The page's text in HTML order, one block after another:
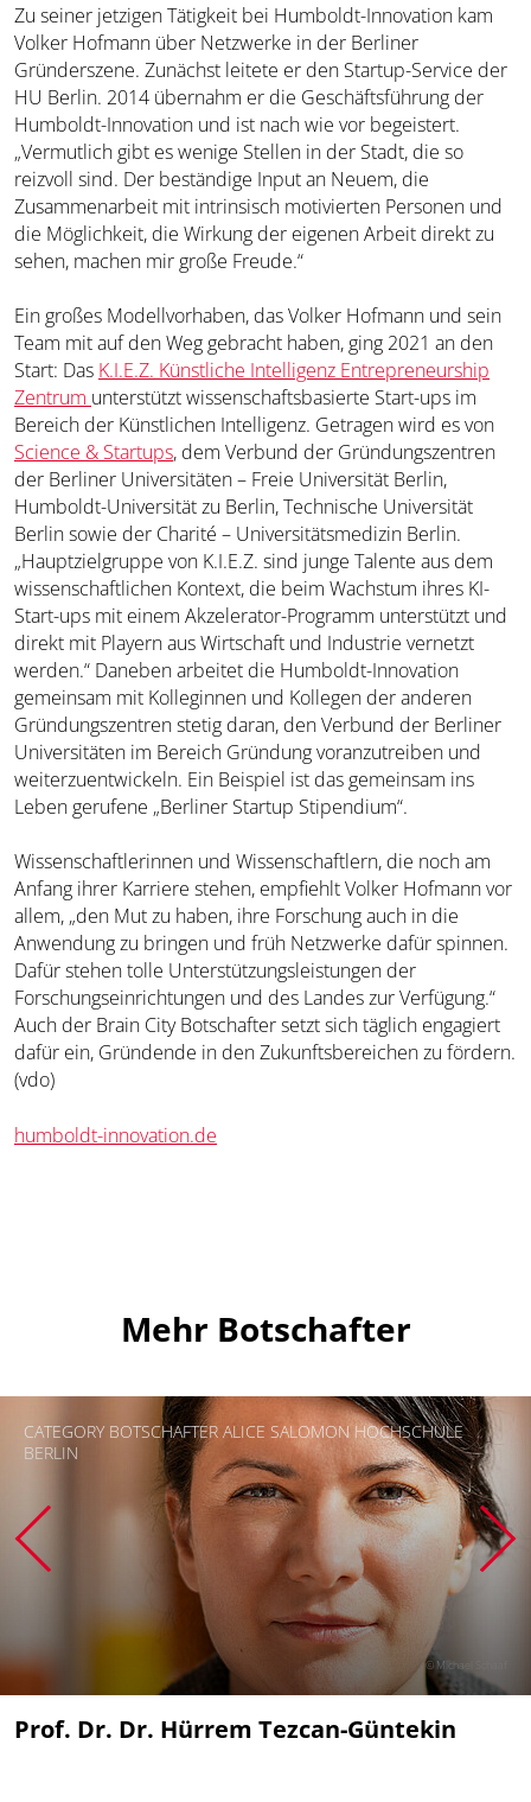
Zu seiner jetzigen Tätigkeit bei Humboldt-Innovation kam
Volker Hofmann über Netzwerke in der Berliner
Gründerszene. Zunächst leitete er den Startup-Service der
HU Berlin. 2014 übernahm er die Geschäftsführung der
Humboldt-Innovation und ist nach wie vor begeistert.
„Vermutlich gibt es wenige Stellen in der Stadt, die so
reizvoll sind. Der beständige Input an Neuem, die
Zusammenarbeit mit intrinsisch motivierten Personen und
die Möglichkeit, die Wirkung der eigenen Arbeit direkt zu
sehen, machen mir große Freude.“
Ein großes Modellvorhaben, das Volker Hofmann und sein
Team mit auf den Weg gebracht haben, ging 2021 an den
Start: Das K.I.E.Z. Künstliche Intelligenz Entrepreneurship
Zentrum unterstützt wissenschaftsbasierte Start-ups im
Bereich der Künstlichen Intelligenz. Getragen wird es von
Science & Startups, dem Verbund der Gründungszentren
der Berliner Universitäten – Freie Universität Berlin,
Humboldt-Universität zu Berlin, Technische Universität
Berlin sowie der Charité – Universitätsmedizin Berlin.
„Hauptzielgruppe von K.I.E.Z. sind junge Talente aus dem
wissenschaftlichen Kontext, die beim Wachstum ihres KI-
Start-ups mit einem Akzelerator-Programm unterstützt und
direkt mit Playern aus Wirtschaft und Industrie vernetzt
werden.“ Daneben arbeitet die Humboldt-Innovation
gemeinsam mit Kolleginnen und Kollegen der anderen
Gründungszentren stetig daran, den Verbund der Berliner
Universitäten im Bereich Gründung voranzutreiben und
weiterzuentwickeln. Ein Beispiel ist das gemeinsam ins
Leben gerufene „Berliner Startup Stipendium“.
Wissenschaftlerinnen und Wissenschaftlern, die noch am
Anfang ihrer Karriere stehen, empfiehlt Volker Hofmann vor
allem, „den Mut zu haben, ihre Forschung auch in die
Anwendung zu bringen und früh Netzwerke dafür spinnen.
Dafür stehen tolle Unterstützungsleistungen der
Forschungseinrichtungen und des Landes zur Verfügung.“
Auch der Brain City Botschafter setzt sich täglich engagiert
dafür ein, Gründende in den Zukunftsbereichen zu fördern.
(vdo)
humboldt-innovation.de
Mehr Botschafter
CATEGORY BOTSCHAFTER ALICE SALOMON HOCHSCHULE
BERLIN
© Michael Schaaf
Prof. Dr. Dr. Hürrem Tezcan-Güntekin